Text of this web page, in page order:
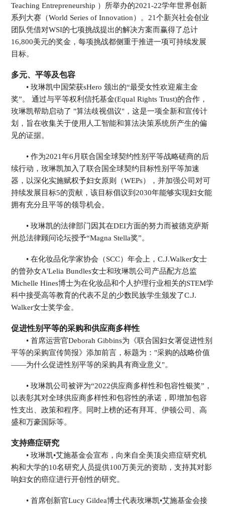
Teaching Entrepreneurship ）所举办的2021-22学年世界创新
系列大赛（World Series of Innovation）。21个新兴社会创业
团队凭借对WSI的七项挑战提出的解决方案而赢得了总计
16,800美元的奖金，每项挑战都侧重于推进一项可持续发展
目标。
多元、平等及包容
• 玫琳凯中国荣获sHero 颁出的“最受女性欢迎雇主金
奖”。 通过与平等权利信托基金(Equal Rights Trust)的合作，
玫琳凯帮助启动了 "算法歧视倡议"，这是一项全新和宣传计
划，旨在收集关于使用人工智能和算法决策系统所产生的偏
见的证据。
• 作为2021年6月联合国全球契约性别平等战略磋商的后
续行动，玫琳凯加入了联合国全球契约目标性别平等加速
器，以深化实施赋权予妇女原则（WEPs），并加强公司对可
持续发展目标5的贡献，该目标倡议到2030年能够实现妇女能
拥有充分且平等的领导机会。
• 玫琳凯的法律部门因其在DEI方面的努力而被德克萨斯
州总法律顾问论坛授予“Magna Stella奖”。
• 在化妆品化学家协会（SCC）年会上，C.J.Walker女士
的曾孙女A'Lelia Bundles女士和玫琳凯公司产品配方总监
Michelle Hines博士为在化妆品和个人护理行业相关的STEM学
科中接受高等教育的代表不足的少数民族学生颁发了C.J.
Walker女士奖学金。
促进性别平等的采购和供应商多样性
• 首席运营官Deborah Gibbins为《联合国妇女署促进性别
平等的采购宣传简报》添加前言，标题为："采购的战略价值
——为什么促进性别平等的采购具有商业意义"。
• 玫琳凯公司被评为“2022供应商多样性和包容性银奖”，
以表彰其对全球供应商多样性和包容性的承诺，即增加包容
性支出、政策和程序。同时上榜的还有拜耳、伊顿公司、高
盛和万豪国际等。
支持癌症研究
• 玫琳凯•艾施基金会宣布，向来自全美顶尖癌症研究机
构和大学的10名研究人员提供100万美元的资助，支持其对影
响妇女的癌症进行开创性的研究。
• 首席创新官Lucy Gildea博士代表玫琳凯•艾施基金会接